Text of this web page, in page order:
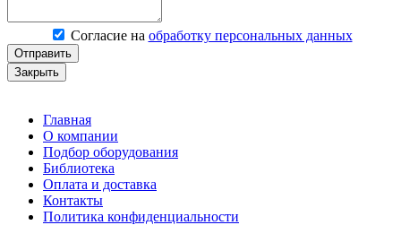
Согласие на обработку персональных данных
Отправить
Закрыть
Главная
О компании
Подбор оборудования
Библиотека
Оплата и доставка
Контакты
Политика конфиденциальности